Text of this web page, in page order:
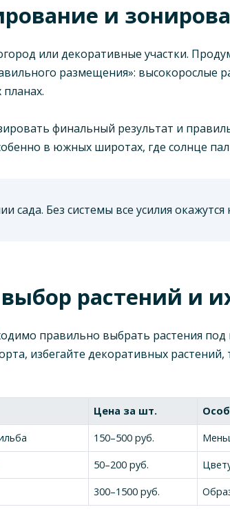
и
или декоративные участки.
размещения»: высокорослые
финальный результат и
в южных широтах, где солнце
сада. Без системы все усилия
растений и
правильно выбрать растения
избегайте декоративных
Цена за шт.
150–500 руб.
50–200 руб.
300–1500 руб.